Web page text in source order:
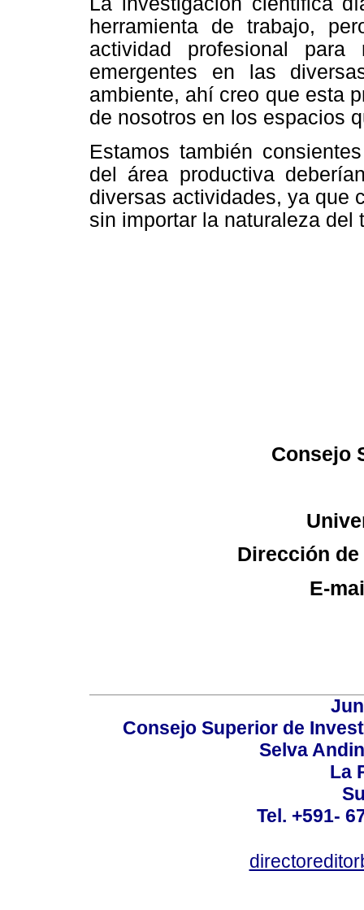
herramienta de trabajo,
actividad profesional
emergentes en las
ambiente, ahí creo que esta
de nosotros en los espacios
Estamos también
del área productiva
diversas actividades, ya que
sin importar la naturaleza del
Consejo
Dirección de
E-
Consejo Superior de
Selva
La
Tel. +591-